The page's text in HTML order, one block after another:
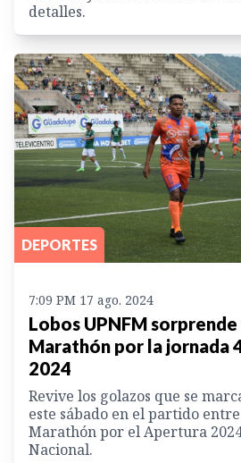
detalles.
DEPORTES
7:09 PM 17 ago. 2024
Lobos UPNFM
Marathón por la jornada
2024
Revive los golazos que se
este sábado en el partido
Marathón por el Apertura
Nacional.